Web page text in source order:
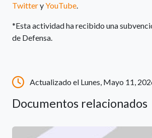
TwitteryYouTube.
*Esta actividad ha recibido una
de Defensa.
Actualizado el Lunes, Mayo 11,
Documentos relacionados